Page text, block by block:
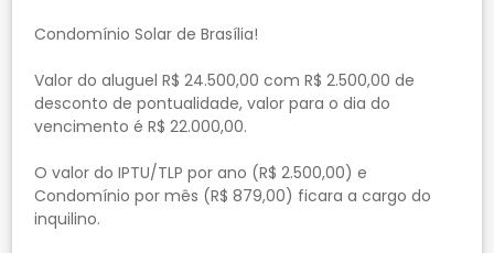
Condomínio Solar de Brasília!
Valor do aluguel R$ 24.500,00 com R$ 2.500,00 de
desconto de pontualidade, valor para o dia do
vencimento é R$ 22.000,00.
O valor do IPTU/TLP por ano (R$ 2.500,00) e
Condomínio por mês (R$ 879,00) ficara a cargo do
inquilino.